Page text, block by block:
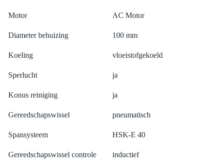
Motor AC Motor
Diameter behuizing 100 mm
Koeling vloeistofgekoeld
Sperlucht ja
Konus reiniging ja
Gereedschapswissel pneumatisch
Spansysteem HSK-E 40
Gereedschapswissel controle inductief